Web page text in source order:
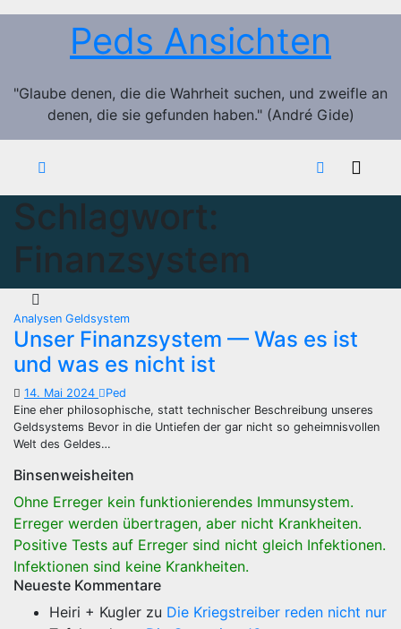
Zum
Peds Ansichten
"Glaube denen, die die Wahrheit suchen, und zweifle an
denen, die sie gefunden haben." (André Gide)
Schlagwort:
Finanzsystem
Analysen Geldsystem
Unser Finanzsystem — Was es ist
und was es nicht ist
14. Mai 2024
Ped
Eine eher philosophische, statt technischer Beschreibung unseres
Geldsystems Bevor in die Untiefen der gar nicht so geheimnisvollen
Welt des Geldes…
Binsenweisheiten
Ohne Erreger kein funktionierendes Immunsystem.
Erreger werden übertragen, aber nicht Krankheiten.
Positive Tests auf Erreger sind nicht gleich Infektionen.
Infektionen sind keine Krankheiten.
Neueste Kommentare
Heiri + Kugler zu Die Kriegstreiber reden nicht nur